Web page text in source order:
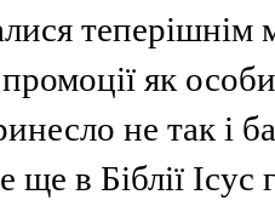
як
не так і
в Біблії Ісус